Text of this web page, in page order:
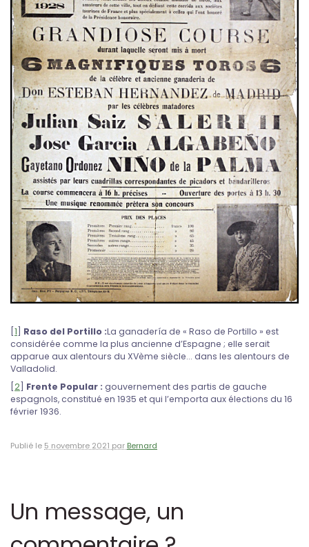
1 Raso del Portillo :La ganadería de « Raso de Portillo » est
considérée comme la plus ancienne d’Espagne ; elle serait
apparue aux alentours du XVème siècle... dans les alentours de
Valladolid.
2 Frente Popular : gouvernement des partis de gauche
espagnols, constitué en 1935 et qui l’emporta aux élections du 16
février 1936.
Publié le 5 novembre 2021 par Bernard
Un message, un